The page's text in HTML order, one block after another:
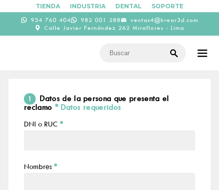
TIENDA INDUSTRIA DENTAL SOPORTE
934 760 404 982 001 288
ventas4@krear3d.com
Calle Javier Fernández 262 Miraflores - Lima
1
Datos de la persona que presenta el
reclamo * Datos requeridos
DNI o RUC *
Nombres *